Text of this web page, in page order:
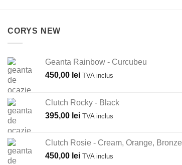
CORYS NEW
Geanta Rainbow - Curcubeu
450,00 lei TVA inclus
Clutch Rocky - Black
395,00 lei TVA inclus
Clutch Rosie - Cream, Orange, Bronze
450,00 lei TVA inclus